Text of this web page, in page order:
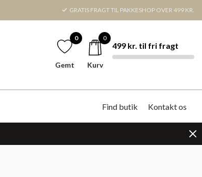
GRATIS FRAGT TIL PAKKESHOP OVER 499 KR.
0
Gemt
0
Kurv
499 kr. til fri fragt
Find butik Kontakt os